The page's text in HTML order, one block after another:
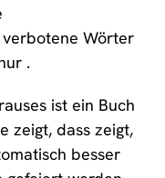
Wörter
.
ist ein Buch
zeigt, dass zeigt,
besser